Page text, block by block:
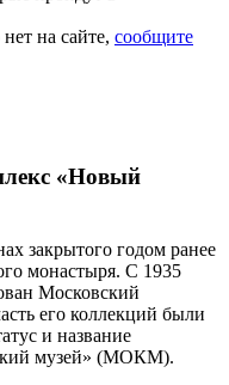
на сайте, сообщите
«Новый
закрытого годом ранее
монастыря. С 1935
Московский
его коллекций были
и название
музей» (МОКМ).